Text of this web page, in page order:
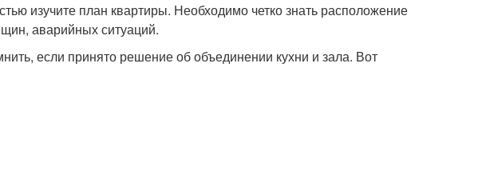
изучите план квартиры. Необходимо четко знать расположение
аварийных ситуаций.
если принято решение об объединении кухни и зала. Вот